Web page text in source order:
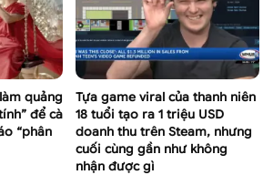
quảng
để cà
“phân
Tựa game viral của thanh niên
18 tuổi tạo ra 1 triệu USD
doanh thu trên Steam, nhưng
cuối cùng gần như không
nhận được gì